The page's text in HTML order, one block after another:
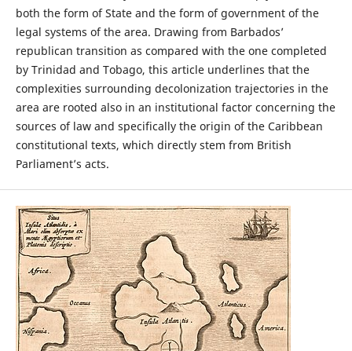
both the form of State and the form of government of the
legal systems of the area. Drawing from Barbados’
republican transition as compared with the one completed
by Trinidad and Tobago, this article underlines that the
complexities surrounding decolonization trajectories in the
area are rooted also in an institutional factor concerning the
sources of law and specifically the origin of the Caribbean
constitutional texts, which directly stem from British
Parliament’s acts.